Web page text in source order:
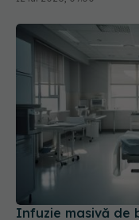
Infuzie masivă de
Ministerul
absorbție PNRR